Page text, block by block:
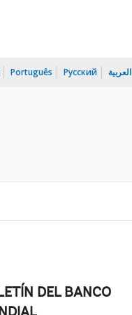
Português Русский العربية
DEL BANCO